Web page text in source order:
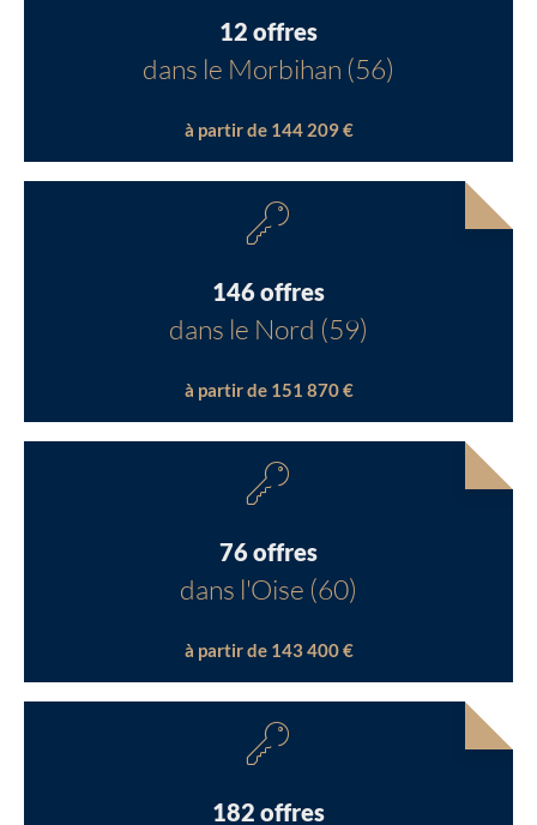
12 offres
dans le Morbihan (56)
à partir de 144 209 €
146 offres
dans le Nord (59)
à partir de 151 870 €
76 offres
dans l'Oise (60)
à partir de 143 400 €
182 offres